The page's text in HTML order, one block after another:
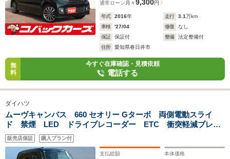
通常ローン 月々9,300円
年式 2016年 走行 3.1万km
車検
'27/04 修復
なし
保証
保証付 整備
法定整備付
住所
愛知県春日井市
無
料
今すぐ在庫確認・見積依頼
電話する
ダイハツ
ムーヴキャンバス 660 セオリー Gターボ 両側電動スライ
ド 禁煙 LED ドライブレコーダー ETC 衝突軽減ブレー
キ 前席シートヒーター レーダークルーズ スマートキー
販売店保証 購入プラン付
支払総額 本体価格